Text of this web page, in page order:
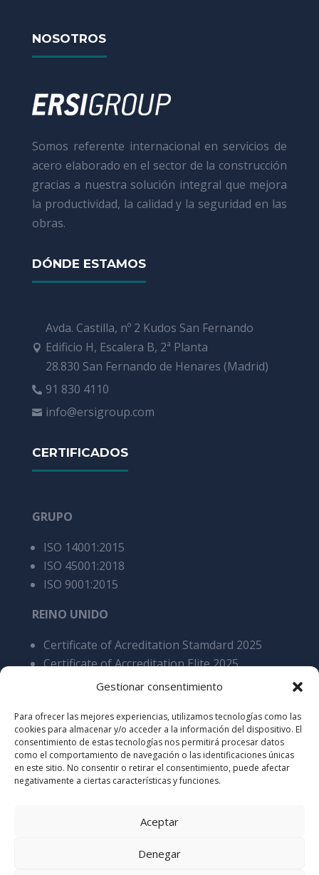
Gestionar consentimiento
Para ofrecer las mejores experiencias, utilizamos tecnologías como las
cookies para almacenar y/o acceder a la información del dispositivo. El
consentimiento de estas tecnologías nos permitirá procesar datos
como el comportamiento de navegación o las identificaciones únicas
en este sitio. No consentir o retirar el consentimiento, puede afectar
negativamente a ciertas características y funciones.
Aceptar
Denegar
NOSOTROS
Somos referente internacional en servicios de
acero elaborado en el sector de la construcción
gracias a nuestra solución integral que mejora
la productividad, la calidad y la seguridad en las
obras.
DÓNDE ESTAMOS

Avda. Castilla, nº 2 Kudos San Fernando
Edificio H, Escalera B, 2ª Planta
28.830 San Fernando de Henares (Madrid)
 91 830 4110
 info@ersigroup.com
CERTIFICADOS
GRUPO
ISO 14001:2015
ISO 45001:2018
ISO 9001:2015
REINO UNIDO
Certificate of Acreditation Stamdard 2025
Certificate of Accreditation Elite 2025
BRE BES 6001 4.0 Responsible Sourcing of
Cares 5200 Processing of steel reinforcement
products, overall SCS v9